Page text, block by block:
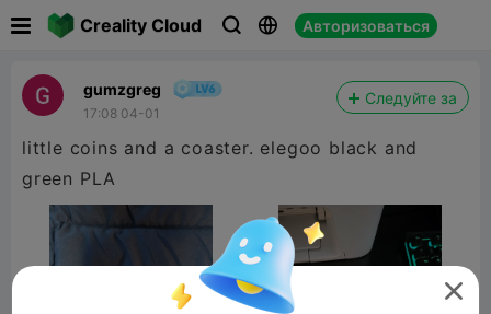
Creality Cloud   Авторизоваться
gumzgreg
17:08 04-01
Следуйте за
little coins and a coaster. elegoo black and
green PLA
